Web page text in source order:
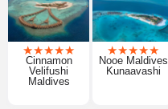
★★★★★
Cinnamon
Velifushi
Maldives
★★★★★
Nooe Maldives
Kunaavashi